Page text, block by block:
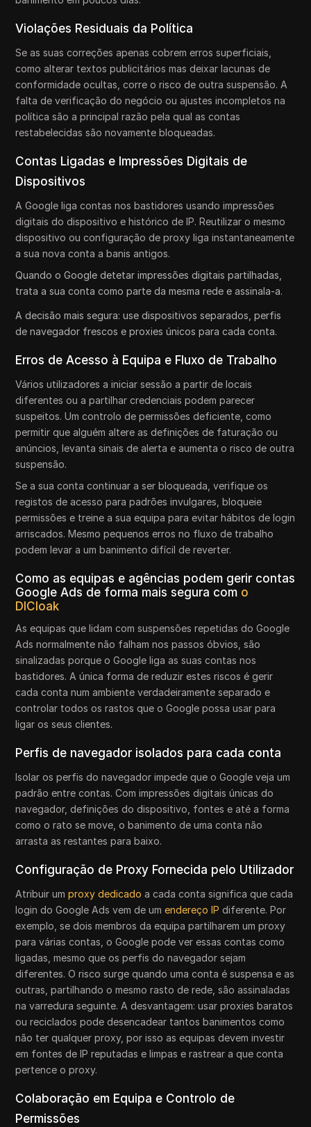
Violações Residuais da Política
Se as suas correções apenas cobrem erros superficiais,
como alterar textos publicitários mas deixar lacunas de
conformidade ocultas, corre o risco de outra suspensão. A
falta de verificação do negócio ou ajustes incompletos na
política são a principal razão pela qual as contas
restabelecidas são novamente bloqueadas.
Contas Ligadas e Impressões Digitais de
Dispositivos
A Google liga contas nos bastidores usando impressões
digitais do dispositivo e histórico de IP. Reutilizar o mesmo
dispositivo ou configuração de proxy liga instantaneamente
a sua nova conta a banis antigos.
Quando o Google detetar impressões digitais partilhadas,
trata a sua conta como parte da mesma rede e assinala-a.
A decisão mais segura: use dispositivos separados, perfis
de navegador frescos e proxies únicos para cada conta.
Erros de Acesso à Equipa e Fluxo de Trabalho
Vários utilizadores a iniciar sessão a partir de locais
diferentes ou a partilhar credenciais podem parecer
suspeitos. Um controlo de permissões deficiente, como
permitir que alguém altere as definições de faturação ou
anúncios, levanta sinais de alerta e aumenta o risco de outra
suspensão.
Se a sua conta continuar a ser bloqueada, verifique os
registos de acesso para padrões invulgares, bloqueie
permissões e treine a sua equipa para evitar hábitos de login
arriscados. Mesmo pequenos erros no fluxo de trabalho
podem levar a um banimento difícil de reverter.
Como as equipas e agências podem gerir contas
Google Ads de forma mais segura com o
DICloak
As equipas que lidam com suspensões repetidas do Google
Ads normalmente não falham nos passos óbvios, são
sinalizadas porque o Google liga as suas contas nos
bastidores. A única forma de reduzir estes riscos é gerir
cada conta num ambiente verdadeiramente separado e
controlar todos os rastos que o Google possa usar para
ligar os seus clientes.
Perfis de navegador isolados para cada conta
Isolar os perfis do navegador impede que o Google veja um
padrão entre contas. Com impressões digitais únicas do
navegador, definições do dispositivo, fontes e até a forma
como o rato se move, o banimento de uma conta não
arrasta as restantes para baixo.
Configuração de Proxy Fornecida pelo Utilizador
Atribuir umproxy dedicado a cada conta significa que cada
login do Google Ads vem de umendereço IP diferente. Por
exemplo, se dois membros da equipa partilharem um proxy
para várias contas, o Google pode ver essas contas como
ligadas, mesmo que os perfis do navegador sejam
diferentes. O risco surge quando uma conta é suspensa e as
outras, partilhando o mesmo rasto de rede, são assinaladas
na varredura seguinte. A desvantagem: usar proxies baratos
ou reciclados pode desencadear tantos banimentos como
não ter qualquer proxy, por isso as equipas devem investir
em fontes de IP reputadas e limpas e rastrear a que conta
pertence o proxy.
Colaboração em Equipa e Controlo de
Permissões